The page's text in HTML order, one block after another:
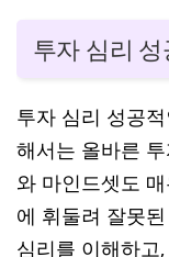
투자 심리
투자 심리 성공
해서는 올바른
와 마인드셋도
에 휘둘려 잘못
심리를 이해하